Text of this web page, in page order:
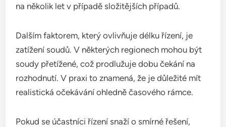
na několik let v případě složitějších případů.
Dalším faktorem, který ovlivňuje délku řízení, je
zatížení soudů. V některých regionech mohou být
soudy přetížené, což prodlužuje dobu čekání na
rozhodnutí. V praxi to znamená, že je důležité mít
realistická očekávání ohledně časového rámce.
Pokud se účastníci řízení snaží o smírné řešení,